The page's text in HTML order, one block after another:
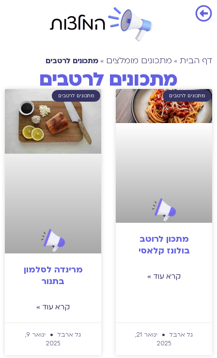
דף הבית»מתכונים מומלצים»מתכונים לרטבים
מתכונים לרטבים
מתכונים לרטבים
מתכון לרוטב
בולונז קלאסי
קרא עוד »
גל ארבל
ינואר 21,
2025
מתכונים לרטבים
מרינדה לסלמון
בתנור
קרא עוד »
גל ארבל
ינואר 9,
2025